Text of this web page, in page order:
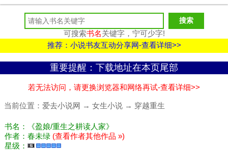
可搜索书名关键字，宁可少字!
推荐：小说书友互动分享网-查看详细>>
重要提醒：下载地址在本页尾部
若无法访问，请更换浏览器和网络再试-查看详细>>
当前位置： 爱去小说网 → 女生小说 → 穿越重生
书名：《盈娘/重生之耕读人家》
作者：春未绿 (查看作者其他作品 »)
星级：